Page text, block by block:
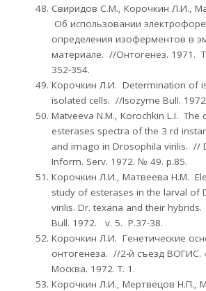
Свиридов С.М., Корочкин Л.И.,
Об использовании
определения изоферментов в
материале. //Онтогенез. 1971.
352-354.
Корочкин Л.И. Determination of
isolated cells. //Isozyme Bull.
Matveeva N.M., Korochkin L.I.
esterases spectra of the 3 rd
and imago in Drosophila virilis. //
Inform. Serv. 1972. № 49. р.85.
Корочкин Л.И., Матвеева Н.М.
study of esterases in the larval of
virilis. Dr. texana and their
Bull. 1972. v. 5. Р.37-38.
Корочкин Л.И. Генетические
онтогенеза. //2-й съезд ВОГИС.
Москва. 1972. Т. 1.
Корочкин Л.И., Мертвецов Н.П.,